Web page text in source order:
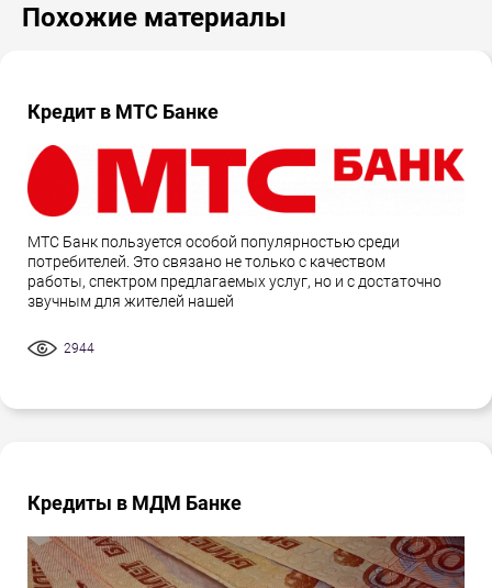
Похожие материалы
Кредит в МТС Банке
МТС Банк пользуется особой популярностью среди
потребителей. Это связано не только с качеством
работы, спектром предлагаемых услуг, но и с достаточно
звучным для жителей нашей
2944
Кредиты в МДМ Банке